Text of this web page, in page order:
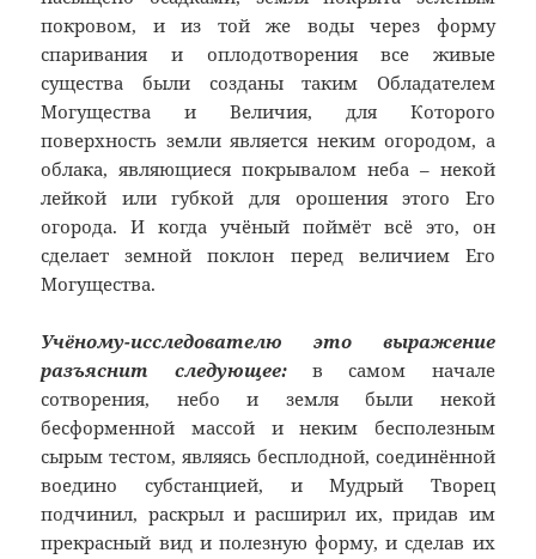
покровом, и из той же воды через форму
спаривания и оплодотворения все живые
существа были созданы таким Обладателем
Могущества и Величия, для Которого
поверхность земли является неким огородом, а
облака, являющиеся покрывалом неба – некой
лейкой или губкой для орошения этого Его
огорода. И когда учёный поймёт всё это, он
сделает земной поклон перед величием Его
Могущества.
Учёному-исследователю это выражение
разъяснит следующее:в самом начале
сотворения, небо и земля были некой
бесформенной массой и неким бесполезным
сырым тестом, являясь бесплодной, соединённой
воедино субстанцией, и Мудрый Творец
подчинил, раскрыл и расширил их, придав им
прекрасный вид и полезную форму, и сделав их